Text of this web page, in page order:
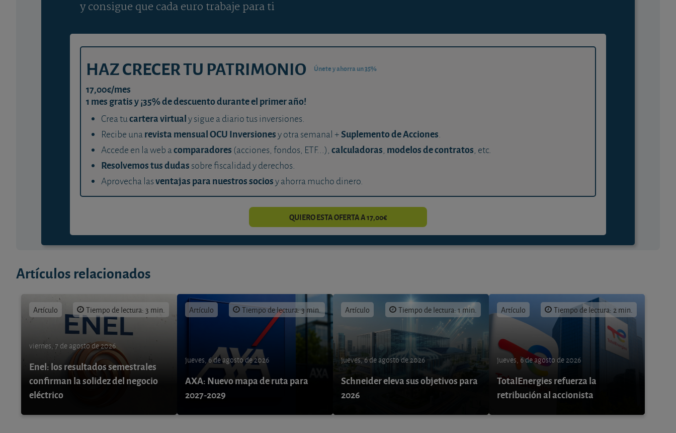
y consigue que cada euro trabaje para ti
HAZ CRECER TU PATRIMONIO Únete y ahorra un 35%
17,00€/mes
1 mes gratis y ¡35% de descuento durante el primer año!
Crea tucartera virtualy sigue a diario tus inversiones.
Recibe unarevista mensual OCU Inversionesy otra semanal +Suplemento de Acciones.
Accede en la web acomparadores (acciones, fondos, ETF...), calculadoras, modelos de contratos, etc.
Resolvemos tus dudas sobre fiscalidad y derechos.
Aprovecha lasventajas para nuestros sociosy ahorra mucho dinero.
QUIERO ESTA OFERTA A 17,00€
Artículos relacionados
Artículo Tiempo de lectura: 3 min.
viernes, 7 de agosto de 2026
Enel: los resultados semestrales
confirman la solidez del negocio
eléctrico
Artículo Tiempo de lectura: 3 min.
jueves, 6 de agosto de 2026
AXA: Nuevo mapa de ruta para
2027-2029
Artículo Tiempo de lectura: 1 min.
jueves, 6 de agosto de 2026
Schneider eleva sus objetivos para
2026
Artículo Tiempo de lectura: 2 min.
jueves, 6 de agosto de 2026
TotalEnergies refuerza la
retribución al accionista